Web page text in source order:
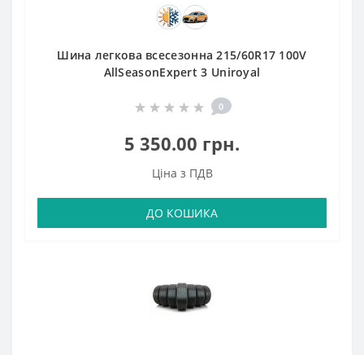
Шина легкова всесезонна 215/60R17 100V
AllSeasonExpert 3 Uniroyal
0
5 350.00 грн.
Ціна з ПДВ
ДО КОШИКА